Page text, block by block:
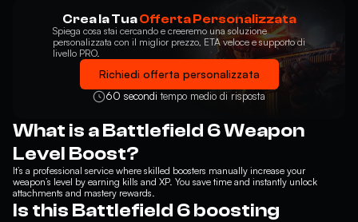
Crea la TuaOfferta Personalizzata
Spiega cosa stai cercando e creeremo una soluzione
personalizzata con il miglior prezzo, ETA veloce e supporto di
livello PRO.
Richiedi offerta personalizzata
60 seconditempo medio di risposta
What is a Battlefield 6 Weapon
Level Boost?
It’s a professional service where skilled boosters manually increase your
weapon’s level by earning kills and XP. You save time and instantly unlock
attachments and mastery rewards.
Is this Battlefield 6 boosting